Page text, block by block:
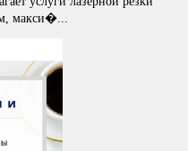
макси�...